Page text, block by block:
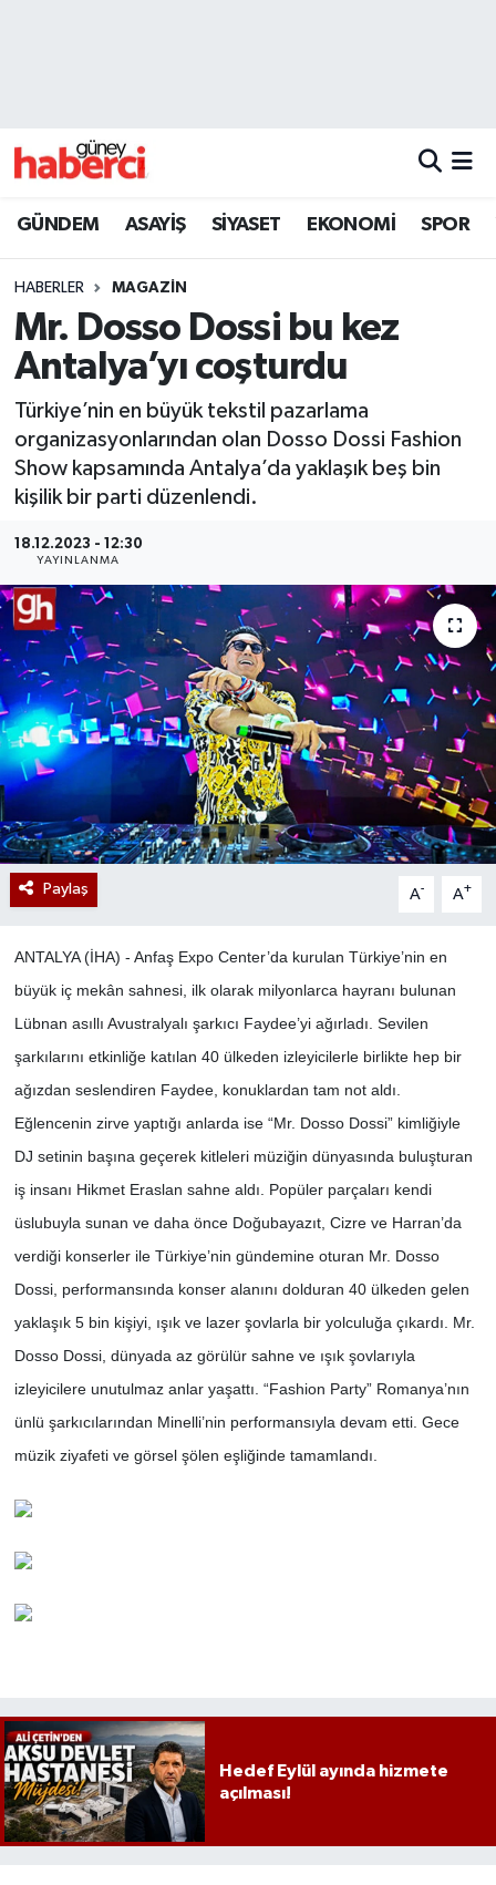
GÜNDEM ASAYİŞ SİYASET EKONOMİ SPOR
HABERLER MAGAZİN
Mr. Dosso Dossi bu kez
Antalya’yı coşturdu
Türkiye’nin en büyük tekstil pazarlama
organizasyonlarından olan Dosso Dossi Fashion
Show kapsamında Antalya’da yaklaşık beş bin
kişilik bir parti düzenlendi.
18.12.2023 - 12:30
YAYINLANMA
Paylaş A- A+
ANTALYA (İHA) - Anfaş Expo Center’da kurulan Türkiye’nin en
büyük iç mekân sahnesi, ilk olarak milyonlarca hayranı bulunan
Lübnan asıllı Avustralyalı şarkıcı Faydee’yi ağırladı. Sevilen
şarkılarını etkinliğe katılan 40 ülkeden izleyicilerle birlikte hep bir
ağızdan seslendiren Faydee, konuklardan tam not aldı.
Eğlencenin zirve yaptığı anlarda ise “Mr. Dosso Dossi” kimliğiyle
DJ setinin başına geçerek kitleleri müziğin dünyasında buluşturan
iş insanı Hikmet Eraslan sahne aldı. Popüler parçaları kendi
üslubuyla sunan ve daha önce Doğubayazıt, Cizre ve Harran’da
verdiği konserler ile Türkiye’nin gündemine oturan Mr. Dosso
Dossi, performansında konser alanını dolduran 40 ülkeden gelen
yaklaşık 5 bin kişiyi, ışık ve lazer şovlarla bir yolculuğa çıkardı. Mr.
Dosso Dossi, dünyada az görülür sahne ve ışık şovlarıyla
izleyicilere unutulmaz anlar yaşattı. “Fashion Party” Romanya’nın
ünlü şarkıcılarından Minelli’nin performansıyla devam etti. Gece
müzik ziyafeti ve görsel şölen eşliğinde tamamlandı.
Hedef Eylül ayında hizmete
açılması!
Beyoğlu Trafik Yoğunluk Haritası
Son Dakika Haberleri
Haber Arşivi